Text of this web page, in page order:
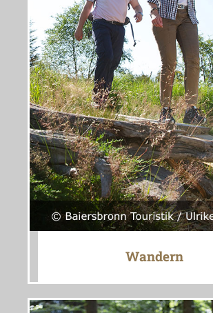
Wandern